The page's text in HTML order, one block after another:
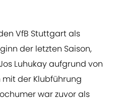
VfB Stuttgart als
der letzten Saison,
Luhukay aufgrund von
der Klubführung
war zuvor als